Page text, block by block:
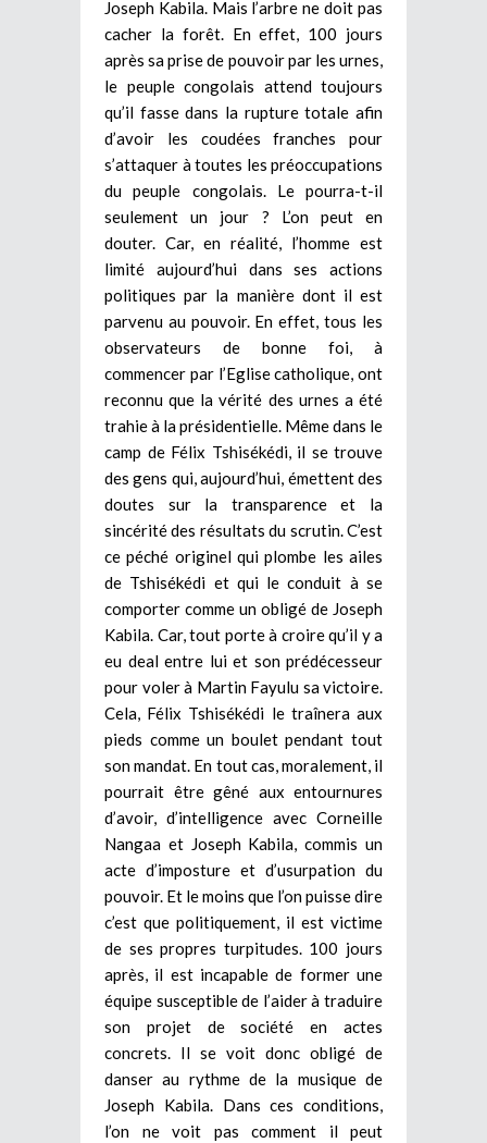
Joseph Kabila. Mais l’arbre ne doit pas
cacher la forêt. En effet, 100 jours
après sa prise de pouvoir par les urnes,
le peuple congolais attend toujours
qu’il fasse dans la rupture totale afin
d’avoir les coudées franches pour
s’attaquer à toutes les préoccupations
du peuple congolais. Le pourra-t-il
seulement un jour ? L’on peut en
douter. Car, en réalité, l’homme est
limité aujourd’hui dans ses actions
politiques par la manière dont il est
parvenu au pouvoir. En effet, tous les
observateurs de bonne foi, à
commencer par l’Eglise catholique, ont
reconnu que la vérité des urnes a été
trahie à la présidentielle. Même dans le
camp de Félix Tshisékédi, il se trouve
des gens qui, aujourd’hui, émettent des
doutes sur la transparence et la
sincérité des résultats du scrutin. C’est
ce péché originel qui plombe les ailes
de Tshisékédi et qui le conduit à se
comporter comme un obligé de Joseph
Kabila. Car, tout porte à croire qu’il y a
eu deal entre lui et son prédécesseur
pour voler à Martin Fayulu sa victoire.
Cela, Félix Tshisékédi le traînera aux
pieds comme un boulet pendant tout
son mandat. En tout cas, moralement, il
pourrait être gêné aux entournures
d’avoir, d’intelligence avec Corneille
Nangaa et Joseph Kabila, commis un
acte d’imposture et d’usurpation du
pouvoir. Et le moins que l’on puisse dire
c’est que politiquement, il est victime
de ses propres turpitudes. 100 jours
après, il est incapable de former une
équipe susceptible de l’aider à traduire
son projet de société en actes
concrets. Il se voit donc obligé de
danser au rythme de la musique de
Joseph Kabila. Dans ces conditions,
l’on ne voit pas comment il peut